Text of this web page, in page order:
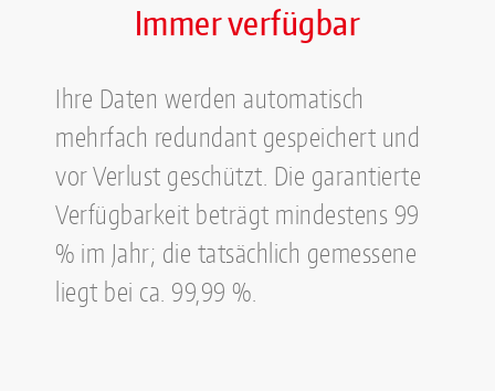
Immer verfügbar
Ihre Daten werden automatisch
mehrfach redundant gespeichert und
vor Verlust geschützt. Die garantierte
Verfügbarkeit beträgt mindestens 99
% im Jahr; die tatsächlich gemessene
liegt bei ca. 99,99 %.